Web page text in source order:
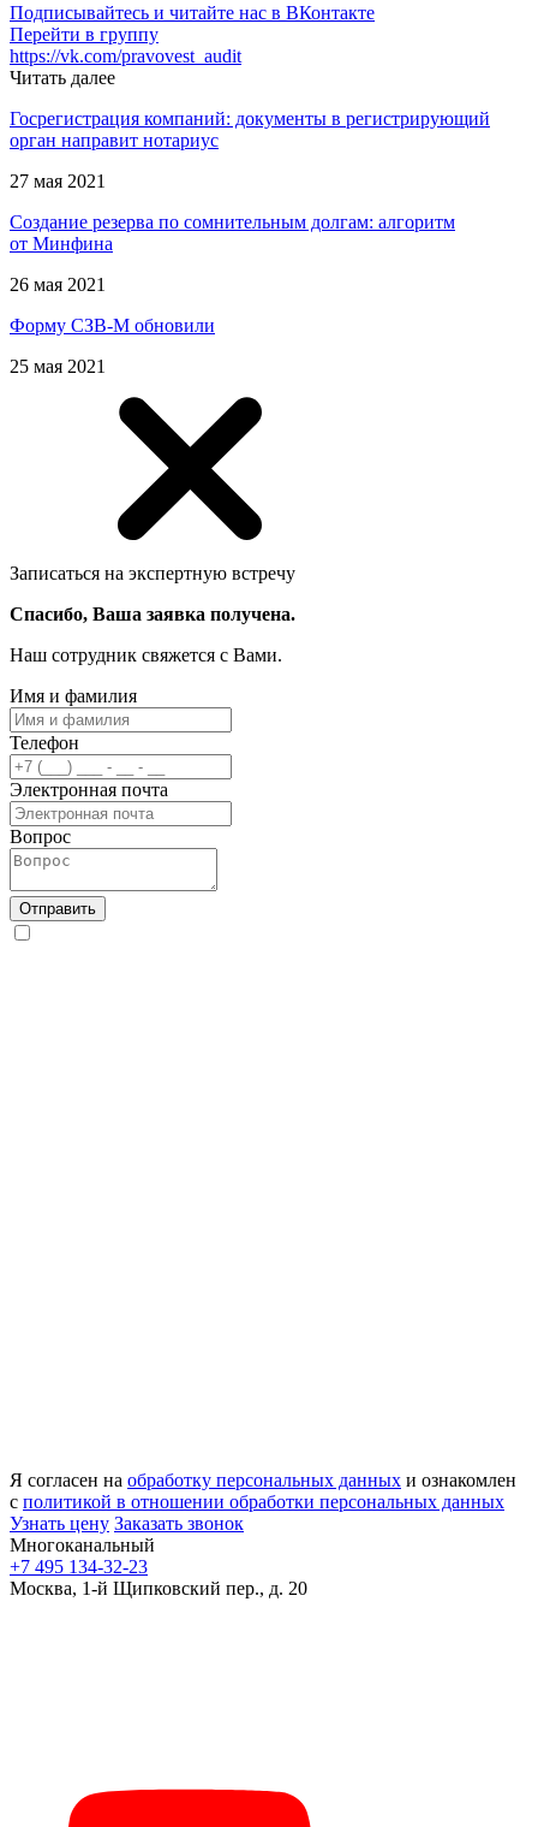
Подписывайтесь и читайте нас в ВКонтакте
Перейти в группу
https://vk.com/pravovest_audit
Читать далее
Госрегистрация компаний: документы в регистрирующий
орган направит нотариус
27 мая 2021
Создание резерва по сомнительным долгам: алгоритм
от Минфина
26 мая 2021
Форму СЗВ-М обновили
25 мая 2021
Записаться на экспертную встречу
Спасибо, Ваша заявка получена.
Наш сотрудник свяжется с Вами.
Имя и фамилия
Телефон
Электронная почта
Вопрос
Отправить
Я согласен на обработку персональных данных и ознакомлен
с политикой в отношении обработки персональных данных
Узнать цену Заказать звонок
Многоканальный
+7 495 134-32-23
Москва, 1-й Щипковский пер., д. 20